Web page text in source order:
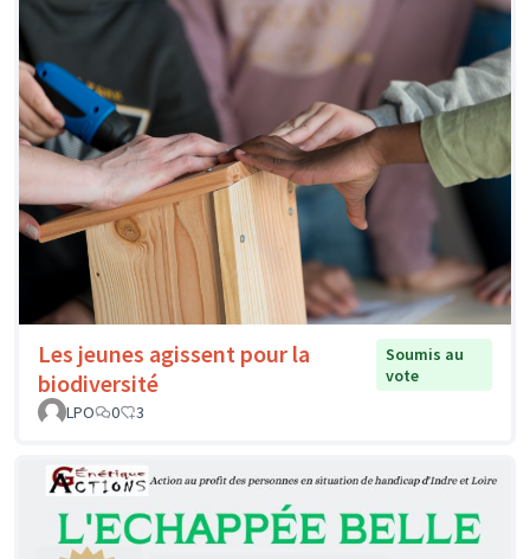
Les jeunes agissent pour la
biodiversité
Soumis au
vote
LPO
0 3